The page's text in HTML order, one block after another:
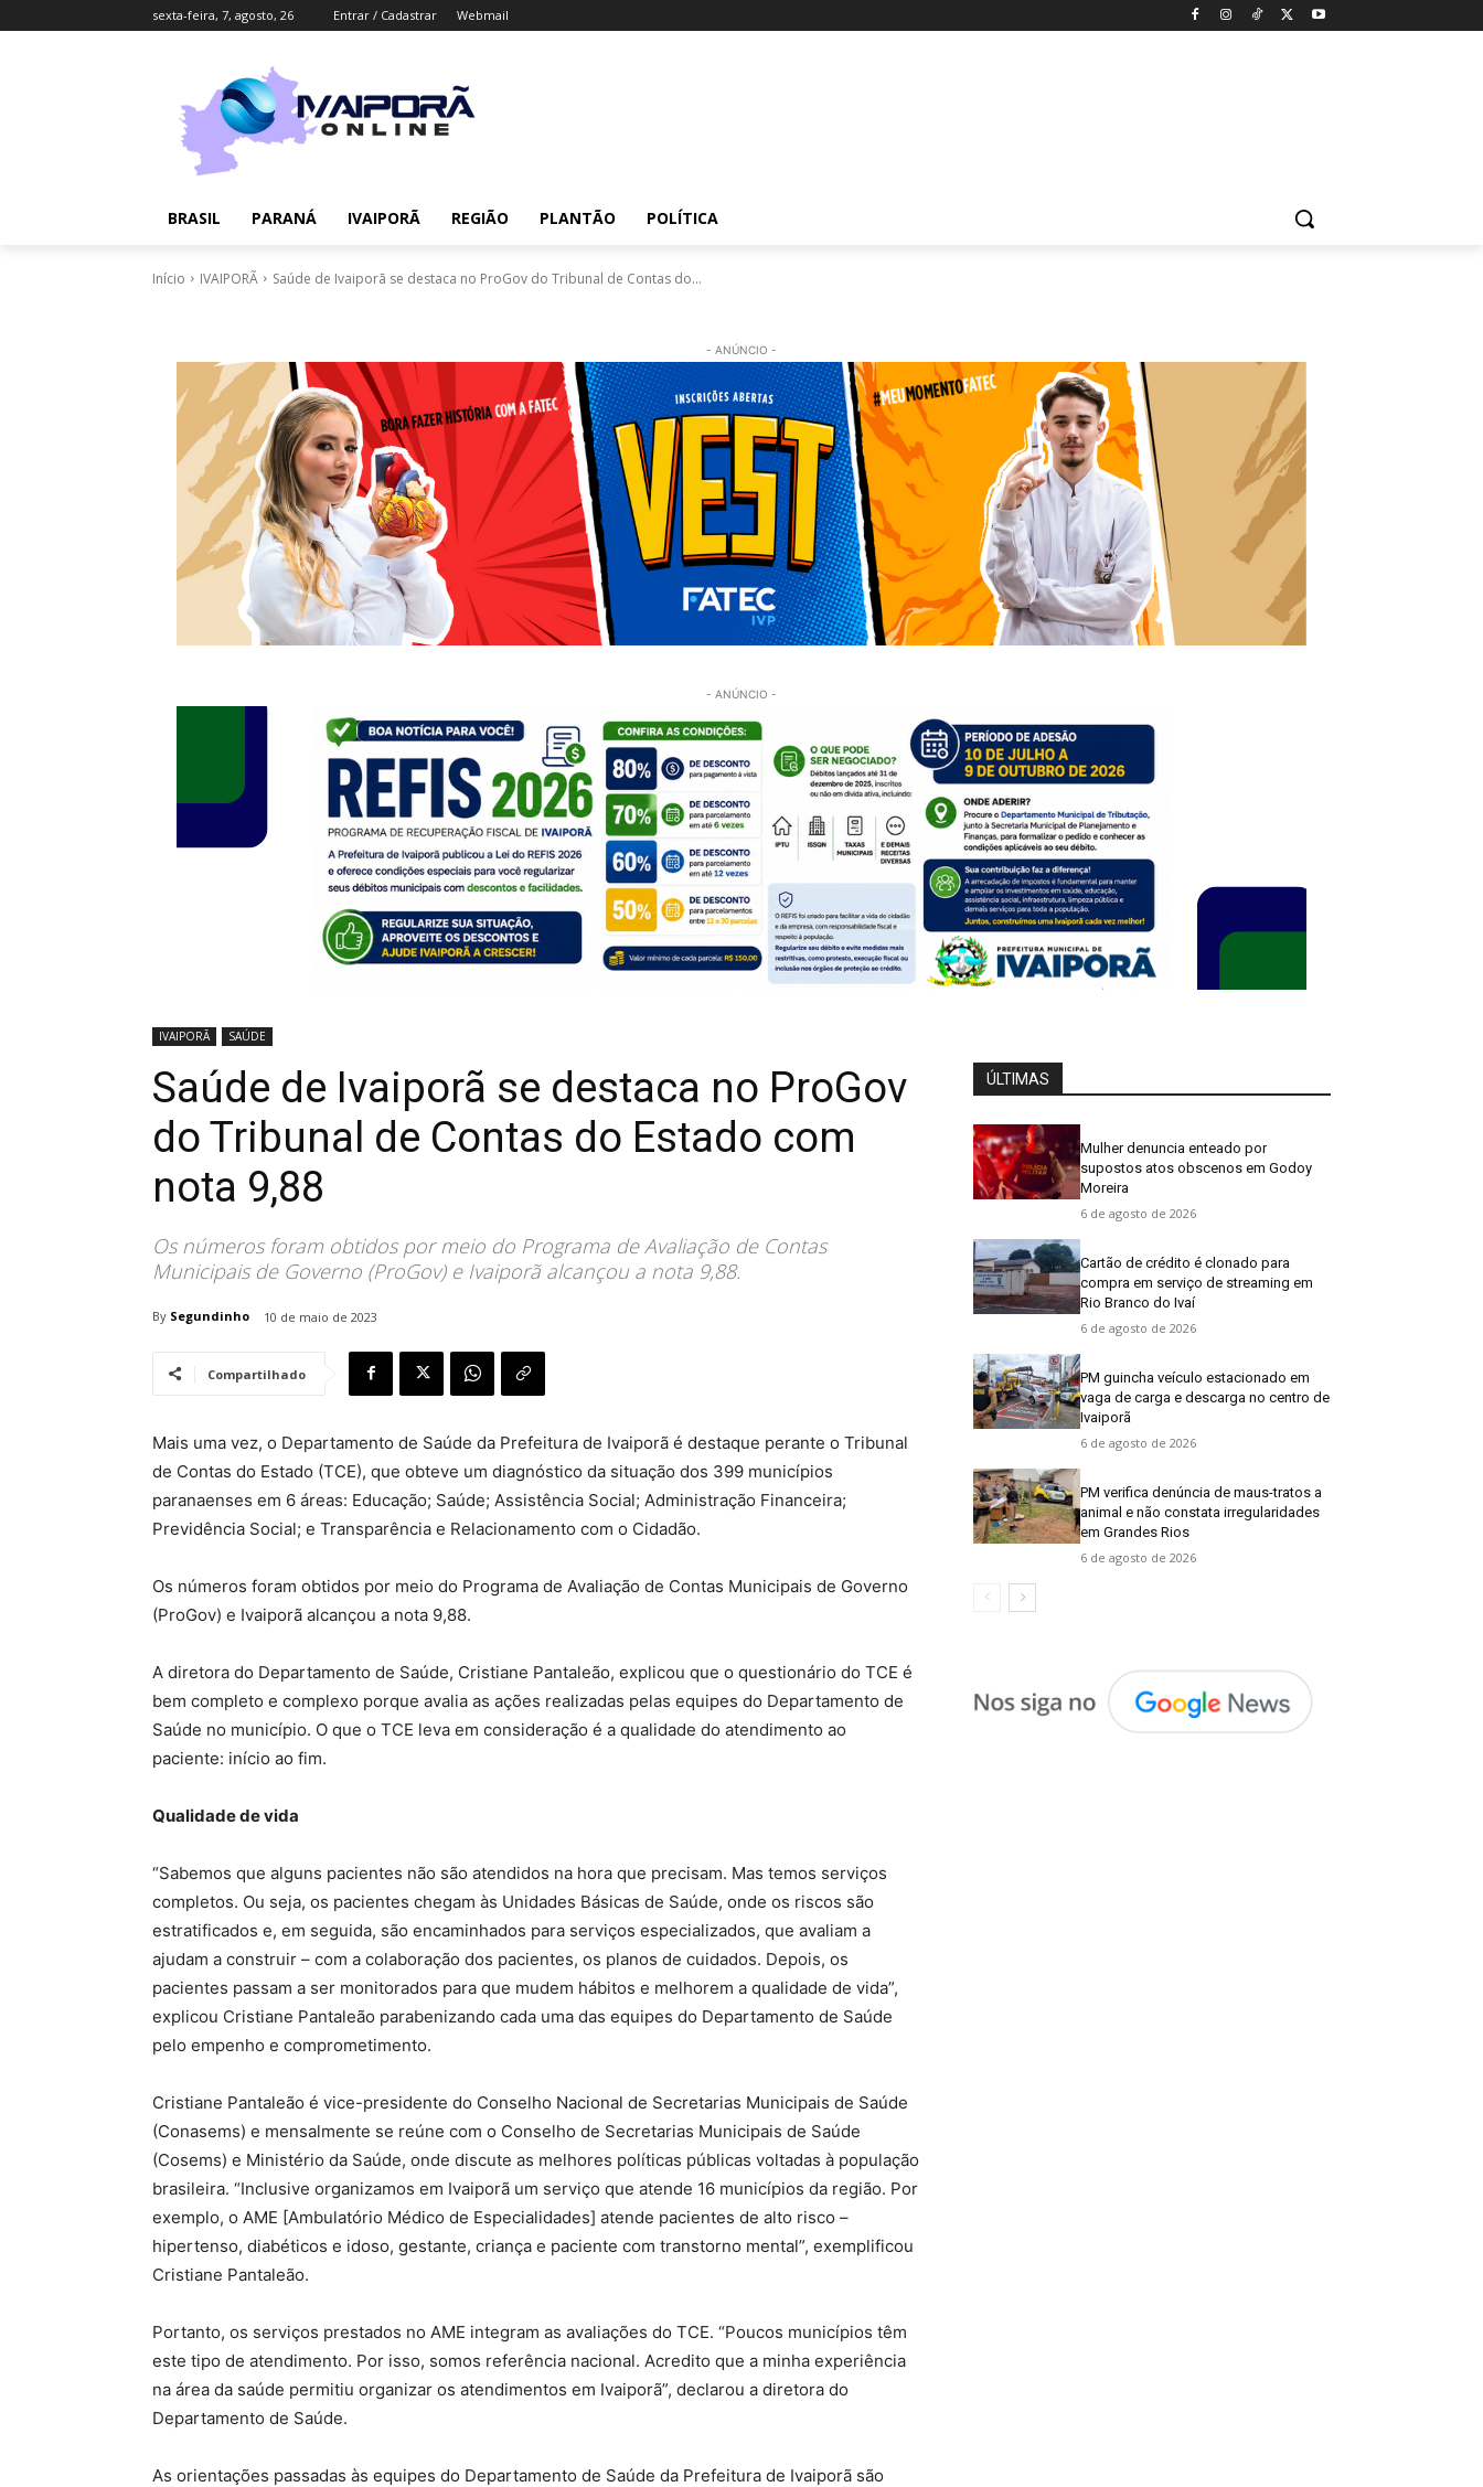
sexta-feira, 7, agosto, 26 Entrar / Cadastrar Webmail
BRASIL PARANÁ IVAIPORÃ REGIÃO PLANTÃO POLÍTICA
Início IVAIPORÃ Saúde de Ivaiporã se destaca no ProGov do Tribunal de Contas do...
- ANÚNCIO -
- ANÚNCIO -
IVAIPORÃ SAÚDE
Saúde de Ivaiporã se destaca no ProGov
do Tribunal de Contas do Estado com
nota 9,88
Os números foram obtidos por meio do Programa de Avaliação de Contas
Municipais de Governo (ProGov) e Ivaiporã alcançou a nota 9,88.
By Segundinho 10 de maio de 2023
Compartilhado
Mais uma vez, o Departamento de Saúde da Prefeitura de Ivaiporã é destaque perante o Tribunal
de Contas do Estado (TCE), que obteve um diagnóstico da situação dos 399 municípios
paranaenses em 6 áreas: Educação; Saúde; Assistência Social; Administração Financeira;
Previdência Social; e Transparência e Relacionamento com o Cidadão.
Os números foram obtidos por meio do Programa de Avaliação de Contas Municipais de Governo
(ProGov) e Ivaiporã alcançou a nota 9,88.
A diretora do Departamento de Saúde, Cristiane Pantaleão, explicou que o questionário do TCE é
bem completo e complexo porque avalia as ações realizadas pelas equipes do Departamento de
Saúde no município. O que o TCE leva em consideração é a qualidade do atendimento ao
paciente: início ao fim.
Qualidade de vida
“Sabemos que alguns pacientes não são atendidos na hora que precisam. Mas temos serviços
completos. Ou seja, os pacientes chegam às Unidades Básicas de Saúde, onde os riscos são
estratificados e, em seguida, são encaminhados para serviços especializados, que avaliam a
ajudam a construir – com a colaboração dos pacientes, os planos de cuidados. Depois, os
pacientes passam a ser monitorados para que mudem hábitos e melhorem a qualidade de vida”,
explicou Cristiane Pantaleão parabenizando cada uma das equipes do Departamento de Saúde
pelo empenho e comprometimento.
Cristiane Pantaleão é vice-presidente do Conselho Nacional de Secretarias Municipais de Saúde
(Conasems) e mensalmente se reúne com o Conselho de Secretarias Municipais de Saúde
(Cosems) e Ministério da Saúde, onde discute as melhores políticas públicas voltadas à população
brasileira. “Inclusive organizamos em Ivaiporã um serviço que atende 16 municípios da região. Por
exemplo, o AME [Ambulatório Médico de Especialidades] atende pacientes de alto risco –
hipertenso, diabéticos e idoso, gestante, criança e paciente com transtorno mental”, exemplificou
Cristiane Pantaleão.
Portanto, os serviços prestados no AME integram as avaliações do TCE. “Poucos municípios têm
este tipo de atendimento. Por isso, somos referência nacional. Acredito que a minha experiência
na área da saúde permitiu organizar os atendimentos em Ivaiporã”, declarou a diretora do
Departamento de Saúde.
As orientações passadas às equipes do Departamento de Saúde da Prefeitura de Ivaiporã são
ÚLTIMAS
Mulher denuncia enteado por
supostos atos obscenos em Godoy
Moreira
6 de agosto de 2026
Cartão de crédito é clonado para
compra em serviço de streaming em
Rio Branco do Ivaí
6 de agosto de 2026
PM guincha veículo estacionado em
vaga de carga e descarga no centro de
Ivaiporã
6 de agosto de 2026
PM verifica denúncia de maus-tratos a
animal e não constata irregularidades
em Grandes Rios
6 de agosto de 2026